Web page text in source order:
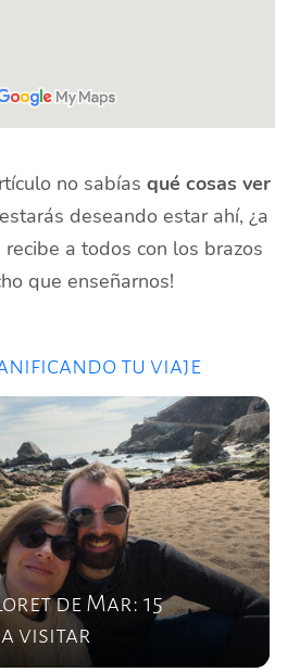
no sabíasqué cosas ver
deseando estar ahí, ¿a
recibe a todos con los brazos
que enseñarnos!
tu viaje
de Mar: 15
a visitar